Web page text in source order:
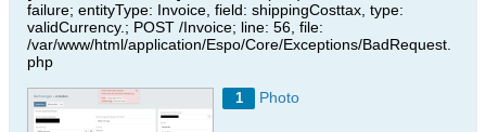
failure; entityType: Invoice, field: shippingCosttax, type:
validCurrency.; POST /Invoice; line: 56, file:
/var/www/html/application/Espo/Core/Exceptions/BadRequest.
php​
1 Photo